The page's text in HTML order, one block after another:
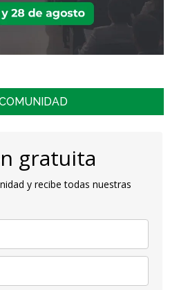
gratuita
y recibe todas nuestras